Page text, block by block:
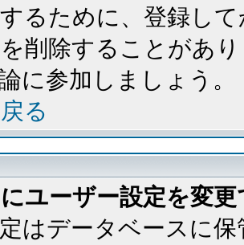
るために、登録し
削除することがあ
に参加しましょう。
る
ユーザー設定を変
はデータベースに